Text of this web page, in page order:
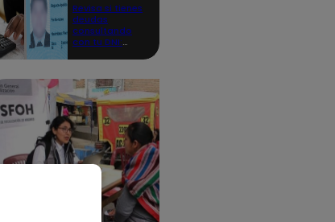
Revisa si tienes
deudas
consultando
con tu DNI: